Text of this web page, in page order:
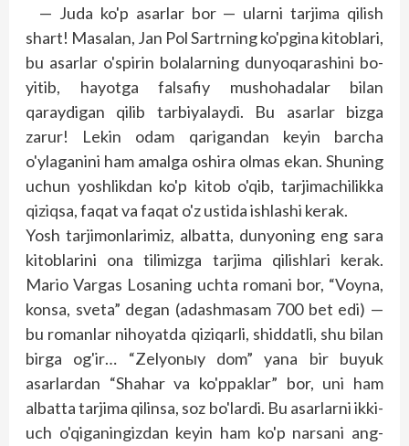
— Juda ko'p asarlar bor — ularni tarjima qilish
shart! Masalan, Jan Pol Sartrning ko'pgina kitoblari,
bu asarlar o'spirin bolalarning dunyoqarashini bo­
yitib, hayotga falsafiy mushohadalar bilan
qaraydigan qilib tarbiyalaydi. Bu asarlar bizga
zarur! Lekin odam qarigandan keyin barcha
o'ylaganini ham amalga oshira olmas ekan. Shuning
uchun yoshlikdan ko'p kitob o'qib, tarjimachilikka
qiziqsa, faqat va faqat o'z ustida ishlashi kerak.
Yosh tarjimonlarimiz, albatta, dunyo­ning eng sara
kitoblarini ona tilimizga tarjima qilishlari kerak.
Mario Vargas Losaning uchta romani bor, “Voyna,
konsa, sveta” degan (adashmasam 700 bet edi) —
bu romanlar nihoyatda qiziqarli, shiddatli, shu bilan
birga og'ir… “Zelyonыy dom” yana bir buyuk
asarlardan “Shahar va ko'ppaklar” bor, uni ham
albatta tarjima qilinsa, soz bo'lardi. Bu asarlarni ikki-
uch o'qiganingizdan keyin ham ko'p narsani ang­